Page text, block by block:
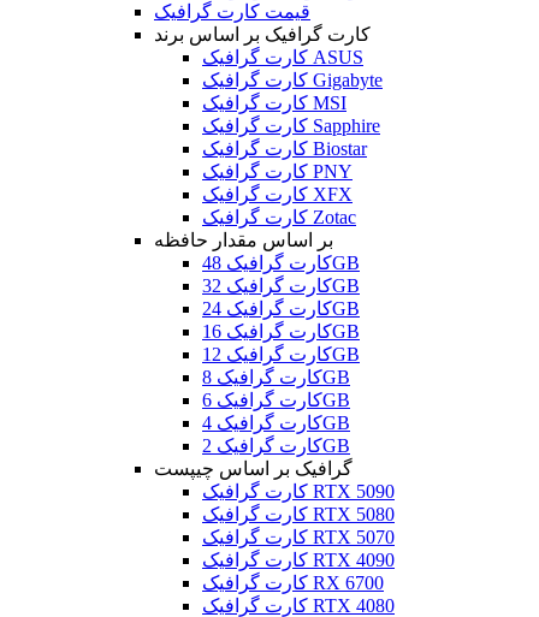
قیمت کارت گرافیک
کارت گرافیک بر اساس برند
کارت گرافیک ASUS
کارت گرافیک Gigabyte
کارت گرافیک MSI
کارت گرافیک Sapphire
کارت گرافیک Biostar
کارت گرافیک PNY
کارت گرافیک XFX
کارت گرافیک Zotac
بر اساس مقدار حافظه
کارت گرافیک 48GB
کارت گرافیک 32GB
کارت گرافیک 24GB
کارت گرافیک 16GB
کارت گرافیک 12GB
کارت گرافیک 8GB
کارت گرافیک 6GB
کارت گرافیک 4GB
کارت گرافیک 2GB
گرافیک بر اساس چیپست
کارت گرافیک RTX 5090
کارت گرافیک RTX 5080
کارت گرافیک RTX 5070
کارت گرافیک RTX 4090
کارت گرافیک RX 6700
کارت گرافیک RTX 4080